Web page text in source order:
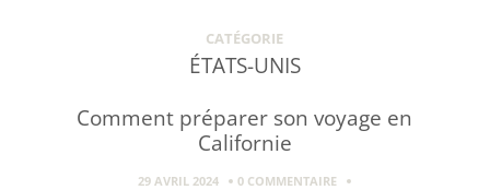
CATÉGORIE
ÉTATS-UNIS
Comment préparer son voyage en
Californie
29 AVRIL 2024
0 COMMENTAIRE